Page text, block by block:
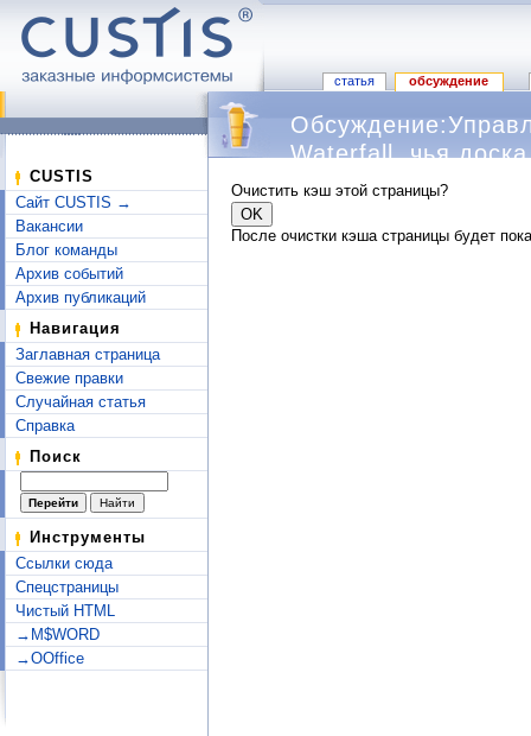
статья обсуждение
CUSTIS
Сайт CUSTIS →
Вакансии
Блог команды
Архив событий
Архив публикаций
Навигация
Заглавная страница
Свежие правки
Случайная статья
Справка
Поиск
Инструменты
Ссылки сюда
Спецстраницы
Чистый HTML
→M$WORD
→OOffice
Waterfall, чья
Очистить кэш этой страницы?
После очистки кэша страницы будет